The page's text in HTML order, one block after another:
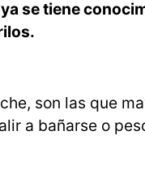
se tiene
son las que
a bañarse o